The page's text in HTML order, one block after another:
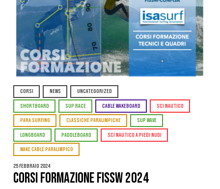
CORSI NEWS UNCATEGORIZED
SHORTBOARD SUP RACE CABLE WAKEBOARD SCI NAUTICO
PARA SURFING CLASSICHE PARALIMPICHE SUP WAVE
LONGBOARD PADDLEBOARD SCI NAUTICO A PIEDI NUDI
WAKE CABLE PARALIMPICO
25 Febbraio 2024
CORSI FORMAZIONE FISSW 2024